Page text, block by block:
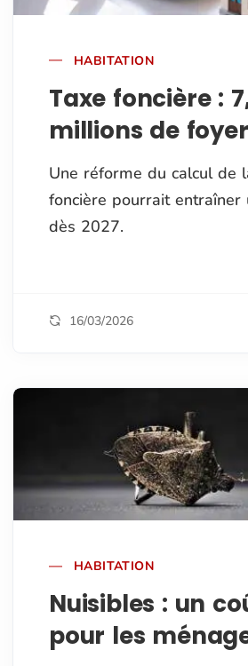
HABITATION
Taxe foncière :
millions de
Une réforme du calcul de
foncière pourrait entraîner
dès 2027.
16/03/2026
HABITATION
Nuisibles : un
pour les